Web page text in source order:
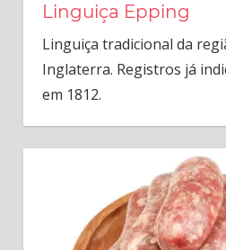
Linguiça Epping
Linguiça tradicional da
Inglaterra. Registros já
em 1812.